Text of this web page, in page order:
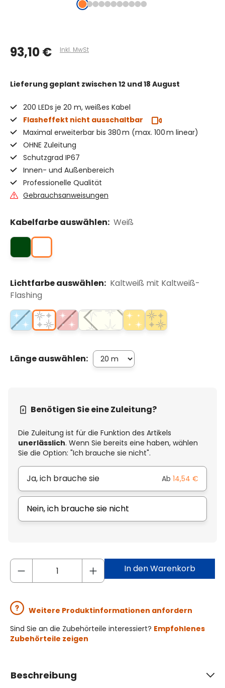
93,10 € Inkl. MwSt
Lieferung geplant zwischen 12 und 18 August
200 LEDs je 20 m, weißes Kabel
Flasheffekt nicht ausschaltbar
Maximal erweiterbar bis 380 m (max. 100 m linear)
OHNE Zuleitung
Schutzgrad IP67
Innen- und Außenbereich
Professionelle Qualität
Gebrauchsanweisungen
Kabelfarbe auswählen: Weiß
Lichtfarbe auswählen: Kaltweiß mit Kaltweiß-
Flashing
Länge auswählen:
Benötigen Sie eine Zuleitung?
Die Zuleitung ist für die Funktion des Artikels
unerlässlich. Wenn Sie bereits eine haben, wählen
Sie die Option: "Ich brauche sie nicht".
Ja, ich brauche sie Ab 14,54 €
Nein, ich brauche sie nicht
In den Warenkorb
Weitere Produktinformationen anfordern
Sind Sie an die Zubehörteile interessiert? Empfohlenes
Zubehörteile zeigen
Beschreibung